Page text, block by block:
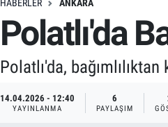
HABERLER ANKARA
Polatlı'da
Polatlı'da,
14.04.2026 - 12:40
YAYINLANMA
6
PAYLAŞIM